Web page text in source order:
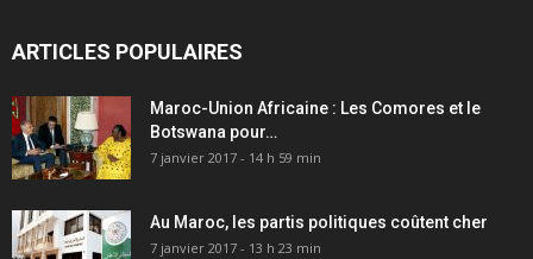
ARTICLES POPULAIRES
Maroc-Union Africaine : Les Comores et le
Botswana pour…
7 janvier 2017 - 14 h 59 min
Au Maroc, les partis politiques coûtent cher
7 janvier 2017 - 13 h 23 min